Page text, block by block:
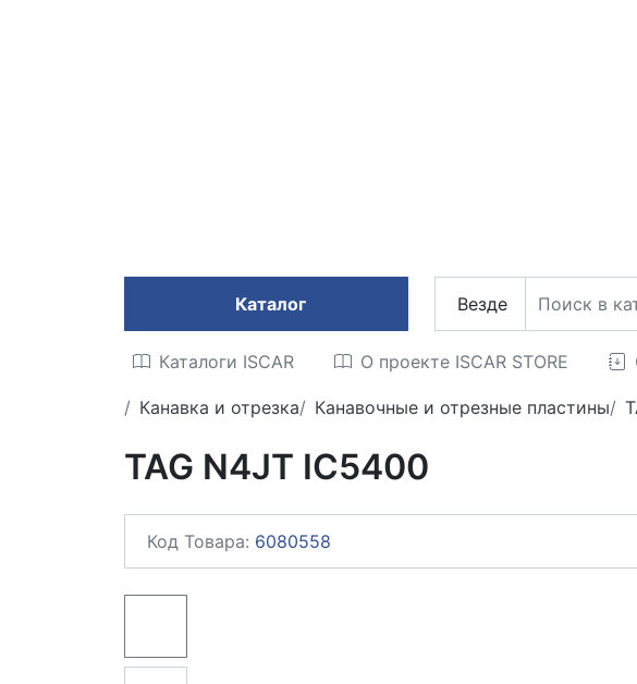
Везде
Каталог
Каталоги ISCAR О проекте ISCAR STORE
Канавка и отрезка Канавочные и отрезные пластины
TAG N4JT IC5400
Код Товара: 6080558